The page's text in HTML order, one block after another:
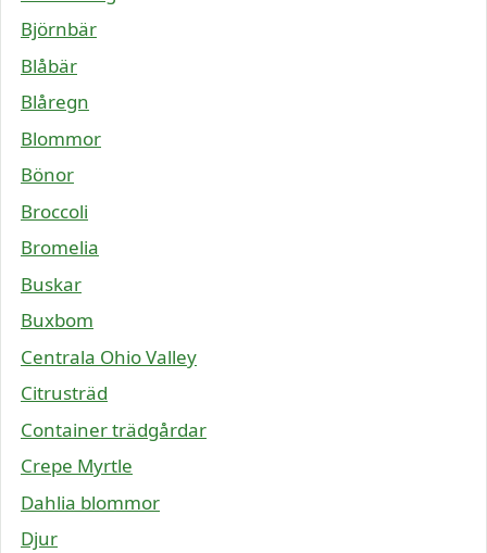
Björnbär
Blåbär
Blåregn
Blommor
Bönor
Broccoli
Bromelia
Buskar
Buxbom
Centrala Ohio Valley
Citrusträd
Container trädgårdar
Crepe Myrtle
Dahlia blommor
Djur